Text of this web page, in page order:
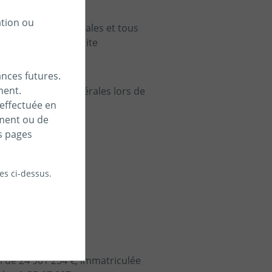
conditions générales et tous
les pages du site
conditions générales lors de
24 901 254 €, immatriculée
ou
futures.
en
ou de
pages
ci-dessus.